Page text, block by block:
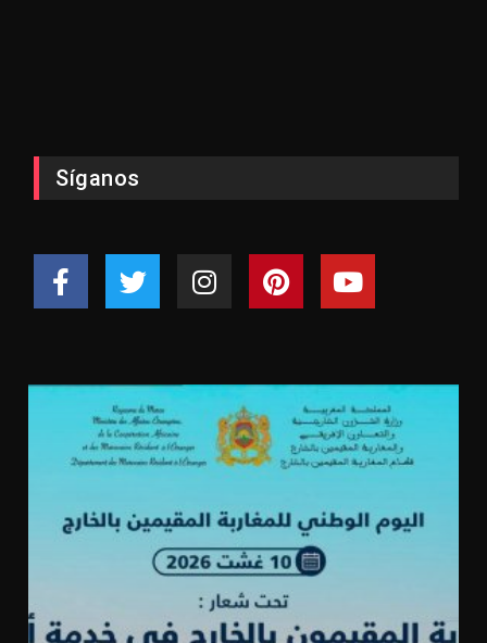
Síganos